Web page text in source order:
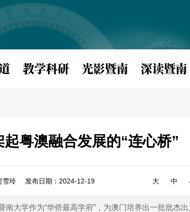
教学科研 光影暨南 深读暨南
粤澳融合发展的“连心桥”
雪玲 发布日期：2024-12-19 大 中
大学作为“华侨最高学府”，为澳门培养出一批批杰